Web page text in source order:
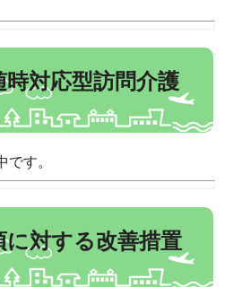
時対応型訪問介護
です。
に対する改善措置